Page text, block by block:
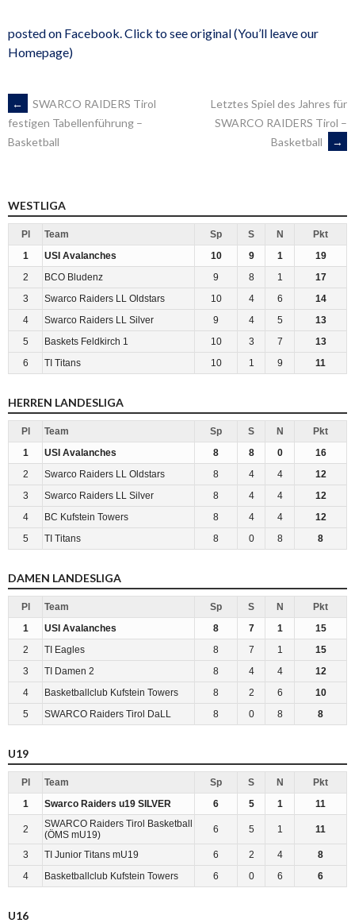
posted on Facebook. Click to see original (You’ll leave our
Homepage)
ARTIKEL-
NAVIGATION
←
SWARCO RAIDERS Tirol
festigen Tabellenführung –
Basketball
Letztes Spiel des Jahres für
SWARCO RAIDERS Tirol –
Basketball
→
WESTLIGA
Pl Team Sp S N
Pkt
1
USI Avalanches 10 9 1
19
2
BCO Bludenz 9 8 1
17
3
Swarco Raiders LL Oldstars 10 4 6
14
4
Swarco Raiders LL Silver 9 4 5
13
5
Baskets Feldkirch 1 10 3 7
13
6
TI Titans 10 1 9 11
HERREN LANDESLIGA
Pl Team Sp S N
Pkt
1
USI Avalanches 8 8 0
16
2
Swarco Raiders LL Oldstars 8 4 4
12
3
Swarco Raiders LL Silver 8 4 4
12
4
BC Kufstein Towers 8 4 4
12
5
TI Titans 8 0 8 8
DAMEN LANDESLIGA
Pl Team Sp S N
Pkt
1
USI Avalanches 8 7 1
15
2
TI Eagles 8 7 1
15
3
TI Damen 2 8 4 4
12
4
Basketballclub Kufstein Towers 8 2 6
10
5
SWARCO Raiders Tirol DaLL 8 0 8 8
U19
Pl Team Sp S N
Pkt
1
Swarco Raiders u19 SILVER 6 5 1 11
2
SWARCO Raiders Tirol Basketball
(ÖMS mU19)
6 5 1 11
3 TI Junior Titans mU19 6 2 4
8
4
Basketballclub Kufstein Towers 6 0 6 6
U16